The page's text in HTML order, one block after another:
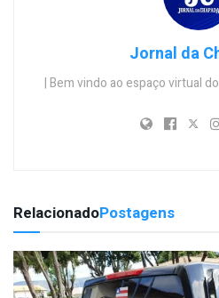
Jornal da
| Bem vindo ao espaço virtual
RelacionadoPostagens